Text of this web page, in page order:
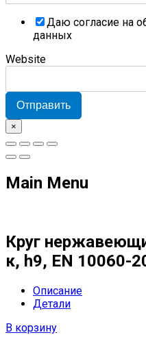
Даю согласие на
данных
Website
Отправить
×
Main Menu
Круг
к, h9, EN 10060-
Описание
Детали
В корзину